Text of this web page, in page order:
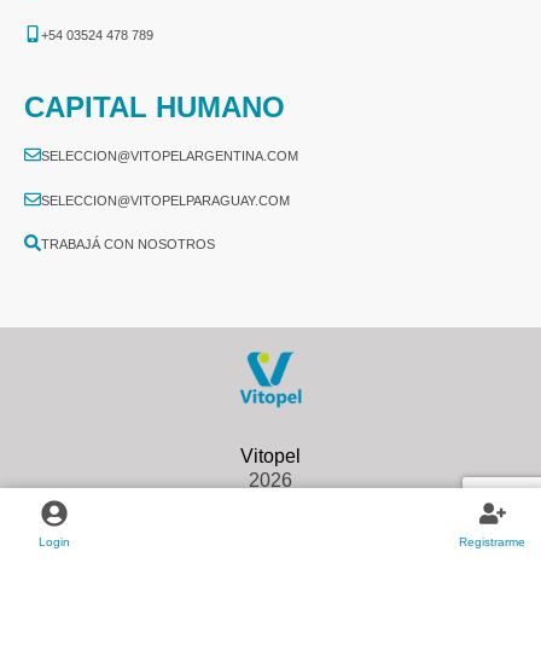
Login Registrarme
+54 03524 478 789​
CAPITAL HUMANO
SELECCION@VITOPELARGENTINA.COM
SELECCION@VITOPELPARAGUAY.COM
TRABAJÁ CON NOSOTROS
2026